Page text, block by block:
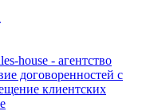
house - агентство
договоренностей с
клиентских